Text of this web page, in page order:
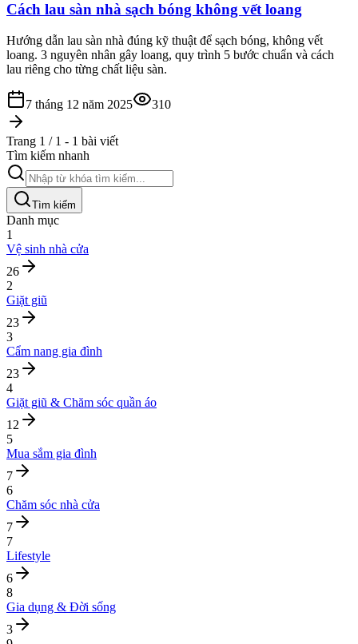
Cách lau sàn nhà sạch bóng không vết loang
Hướng dẫn lau sàn nhà đúng kỹ thuật để sạch bóng, không vết
loang. 3 nguyên nhân gây loang, quy trình 5 bước chuẩn và cách
lau riêng cho từng chất liệu sàn.
7 tháng 12 năm 2025 310
Trang 1 / 1 - 1 bài viết
Tìm kiếm nhanh
Tìm kiếm
Danh mục
1
Vệ sinh nhà cửa
26
2
Giặt giũ
23
3
Cẩm nang gia đình
23
4
Giặt giũ & Chăm sóc quần áo
12
5
Mua sắm gia đình
7
6
Chăm sóc nhà cửa
7
7
Lifestyle
6
8
Gia dụng & Đời sống
3